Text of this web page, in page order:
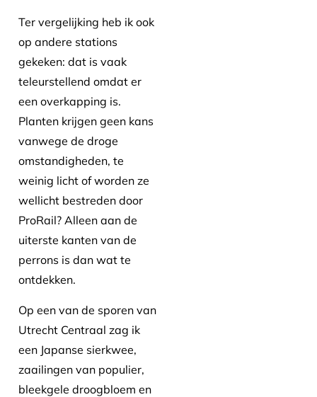
Ter vergelijking heb ik ook
op andere stations
gekeken: dat is vaak
teleurstellend omdat er
een overkapping is.
Planten krijgen geen kans
vanwege de droge
omstandigheden, te
weinig licht of worden ze
wellicht bestreden door
ProRail? Alleen aan de
uiterste kanten van de
perrons is dan wat te
ontdekken.
Op een van de sporen van
Utrecht Centraal zag ik
een Japanse sierkwee,
zaailingen van populier,
bleekgele droogbloem en